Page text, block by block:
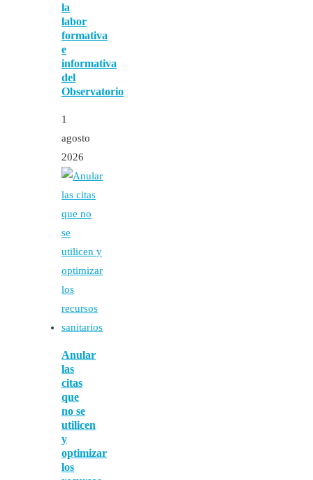
la
labor
formativa
e
informativa
del
Observatorio
1
agosto
2026
Anular
las
citas
que
no se
utilicen
y
optimizar
los